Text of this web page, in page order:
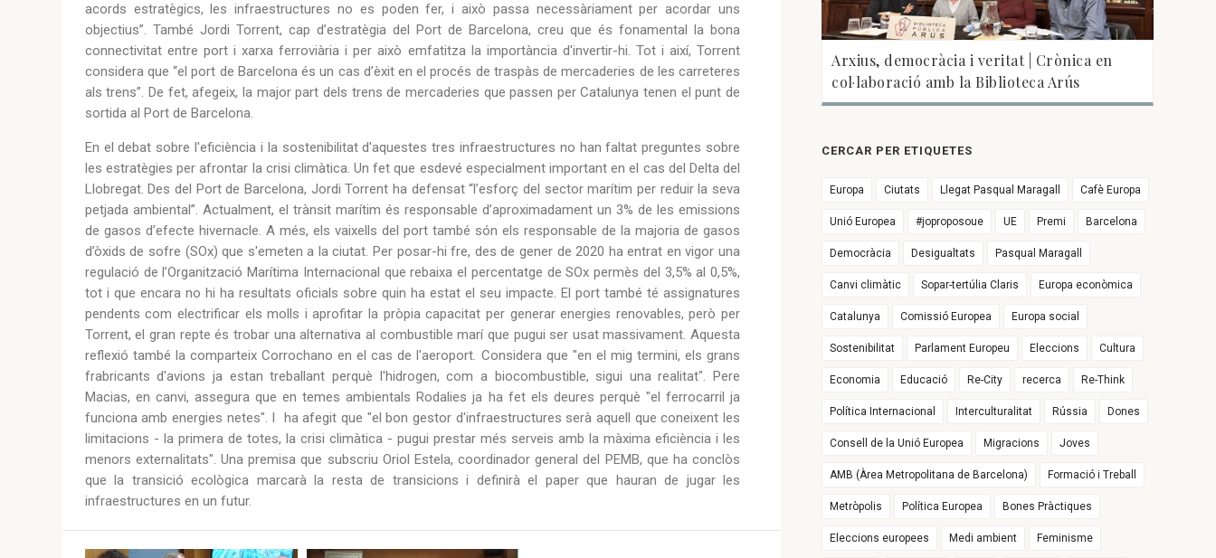
acords estratègics, les infraestructures no es poden fer, i això passa necessàriament per acordar uns
objectius”. També Jordi Torrent, cap d’estratègia del Port de Barcelona, creu que és fonamental la bona
connectivitat entre port i xarxa ferroviària i per això emfatitza la importància d'invertir-hi. Tot i així, Torrent
considera que “el port de Barcelona és un cas d’èxit en el procés de traspàs de mercaderies de les carreteres
als trens”. De fet, afegeix, la major part dels trens de mercaderies que passen per Catalunya tenen el punt de
sortida al Port de Barcelona.
En el debat sobre l'eficiència i la sostenibilitat d'aquestes tres infraestructures no han faltat preguntes sobre
les estratègies per afrontar la crisi climàtica. Un fet que esdevé especialment important en el cas del Delta del
Llobregat. Des del Port de Barcelona, Jordi Torrent ha defensat “l’esforç del sector marítim per reduir la seva
petjada ambiental”. Actualment, el trànsit marítim és responsable d’aproximadament un 3% de les emissions
de gasos d’efecte hivernacle. A més, els vaixells del port també són els responsable de la majoria de gasos
d’òxids de sofre (SOx) que s'emeten a la ciutat. Per posar-hi fre, des de gener de 2020 ha entrat en vigor una
regulació de l’Organització Marítima Internacional que rebaixa el percentatge de SOx permès del 3,5% al 0,5%,
tot i que encara no hi ha resultats oficials sobre quin ha estat el seu impacte. El port també té assignatures
pendents com electrificar els molls i aprofitar la pròpia capacitat per generar energies renovables, però per
Torrent, el gran repte és trobar una alternativa al combustible marí que pugui ser usat massivament. Aquesta
reflexió també la comparteix Corrochano en el cas de l'aeroport. Considera que "en el mig termini, els grans
frabricants d'avions ja estan treballant perquè l'hidrogen, com a biocombustible, sigui una realitat". Pere
Macias, en canvi, assegura que en temes ambientals Rodalies ja ha fet els deures perquè "el ferrocarril ja
funciona amb energies netes". I ha afegit que "el bon gestor d'infraestructures serà aquell que coneixent les
limitacions - la primera de totes, la crisi climàtica - pugui prestar més serveis amb la màxima eficiència i les
menors externalitats". Una premisa que subscriu Oriol Estela, coordinador general del PEMB, que ha conclòs
que la transició ecològica marcarà la resta de transicions i definirà el paper que hauran de jugar les
infraestructures en un futur.
Arxius, democràcia i veritat | Crònica en
col·laboració amb la Biblioteca Arús
CERCAR PER ETIQUETES
Europa Ciutats Llegat Pasqual Maragall Cafè Europa
Unió Europea #joproposoue UE Premi Barcelona
Democràcia Desigualtats Pasqual Maragall
Canvi climàtic Sopar-tertúlia Claris Europa econòmica
Catalunya Comissió Europea Europa social
Sostenibilitat Parlament Europeu Eleccions Cultura
Economia Educació Re-City recerca Re-Think
Política Internacional Interculturalitat Rússia Dones
Consell de la Unió Europea Migracions Joves
AMB (Àrea Metropolitana de Barcelona) Formació i Treball
Metròpolis Política Europea Bones Pràctiques
Eleccions europees Medi ambient Feminisme